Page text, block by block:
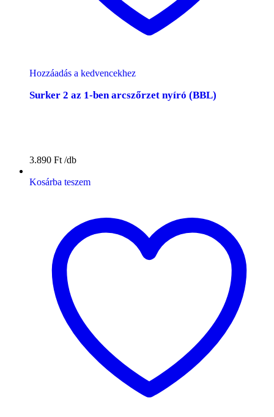
Hozzáadás a kedvencekhez
Surker 2 az 1-ben arcszőrzet nyíró (BBL)
3.890 Ft
Kosárba teszem